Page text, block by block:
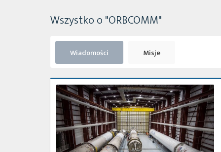
Wszystko o "ORBCOMM"
Wiadomości Misje
Fantastyczna
czwórka